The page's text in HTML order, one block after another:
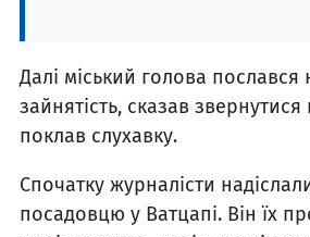
Далі міський голова послався
зайнятість, сказав
поклав слухавку.
Спочатку журналісти
посадовцю у Ватцапі. Він їх